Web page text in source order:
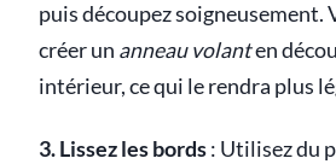
puis découpez soigneusement.
créer un anneau volanten
intérieur, ce qui le rendra plus
3. Lissez les bords: Utilisez du